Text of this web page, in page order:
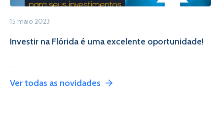
15 maio 2023
Investir na Flórida é uma excelente oportunidade!
Ver todas as novidades